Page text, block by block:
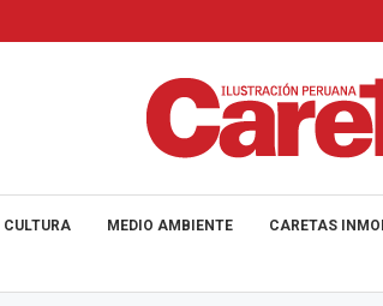
CULTURA MEDIO AMBIENTE CARETAS